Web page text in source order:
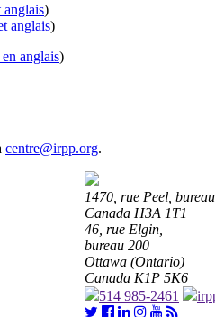
anglais)
anglais)
anglais)
centre@irpp.org.
1470, rue Peel,
Canada H3A 1T1
46, rue Elgin,
bureau 200
Ottawa (Ontario)
Canada K1P 5K6
514 985-2461